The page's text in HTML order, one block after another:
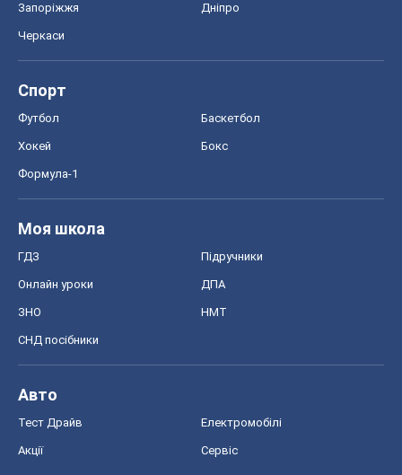
Запоріжжя Дніпро
Черкаси
Спорт
Футбол Баскетбол
Хокей Бокс
Формула-1
Моя школа
ГДЗ Підручники
Онлайн уроки ДПА
ЗНО НМТ
СНД посібники
Авто
Тест Драйв Електромобілі
Акції Сервіс